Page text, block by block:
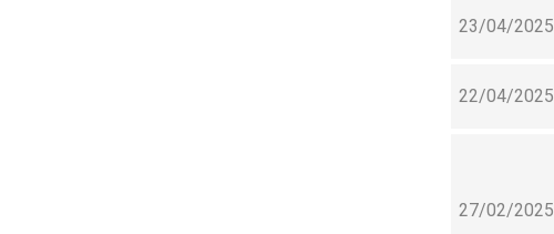
23/04/2025
22/04/2025
27/02/2025